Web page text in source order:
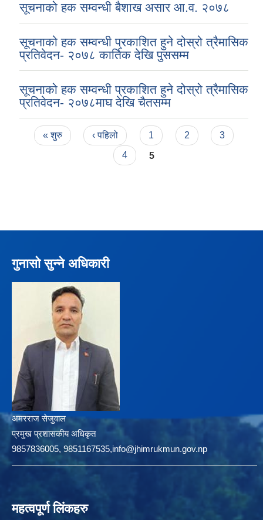
सूचनाको हक सम्वन्धी बैशाख असार आ.व. २०७८
सूचनाको हक सम्वन्धी प्रकाशित हुने दोस्रो त्रैमासिक
प्रतिवेदन- २०७८ कार्तिक देखि पुससम्म
सूचनाको हक सम्वन्धी प्रकाशित हुने दोस्रो त्रैमासिक
प्रतिवेदन- २०७८माघ देखि चैतसम्म
Pages
« शुरु ‹ पहिलो 1 2
3
4
5
गुनासो सुन्ने अधिकारी
अमरराज सेजुवाल
प्रमुख प्रशासकीय अधिकृत
9857836005, 9851167535,info@jhimrukmun.gov.np
महत्वपूर्ण लिंकहरु